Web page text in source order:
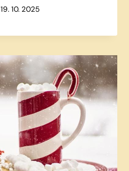
19. 10. 2025